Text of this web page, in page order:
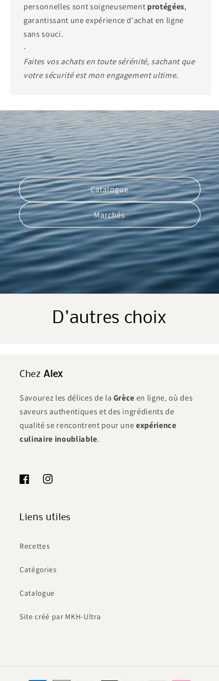
personnelles sont soigneusementprotégées,
garantissant une expérience d'achat en ligne
sans souci.
-
Faites vos achats en toute sérénité, sachant que
votre sécurité est mon engagement ultime.
Catalogue
Marchés
D'autres choix
Chez Alex
Savourez les délices de la Grèce en ligne, où des
saveurs authentiques et des ingrédients de
qualité se rencontrent pour uneexpérience
culinaire inoubliable.
FacebookInstagram
Liens utiles
Recettes
Catégories
Catalogue
Site créé par MKH-Ultra